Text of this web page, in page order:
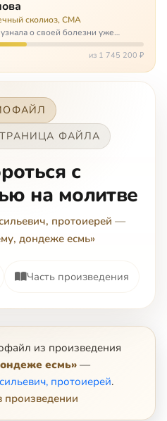
сколиоз, СМА
о своей болезни уже
возрасте. Ей пришлось
коляске и сильнейшемуиз 1 745 200 ₽
ФАЙЛА
с
на молитве
протоиерей —
дондеже есмь»
Часть произведения
из произведения
есмь»—
протоиерей.
произведении